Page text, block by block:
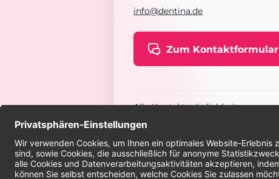
info@dentina.de
Zum Kontaktformular
Alle Kontaktmöglichkeiten